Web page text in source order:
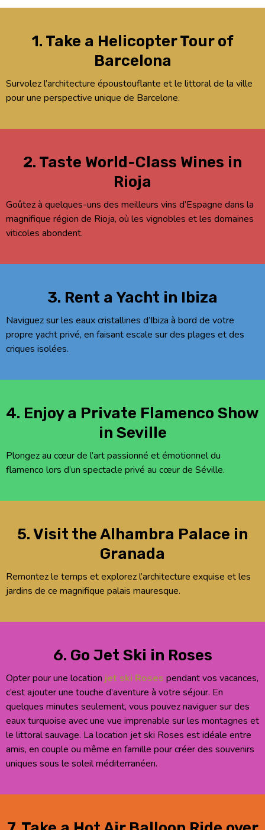
1. Take a Helicopter Tour of
Barcelona
Survolez l’architecture époustouflante et le littoral de la ville
pour une perspective unique de Barcelone.
2. Taste World-Class Wines in
Rioja
Goûtez à quelques-uns des meilleurs vins d’Espagne dans la
magnifique région de Rioja, où les vignobles et les domaines
viticoles abondent.
3. Rent a Yacht in Ibiza
Naviguez sur les eaux cristallines d’Ibiza à bord de votre
propre yacht privé, en faisant escale sur des plages et des
criques isolées.
4. Enjoy a Private Flamenco Show
in Seville
Plongez au cœur de l’art passionné et émotionnel du
flamenco lors d’un spectacle privé au cœur de Séville.
5. Visit the Alhambra Palace in
Granada
Remontez le temps et explorez l’architecture exquise et les
jardins de ce magnifique palais mauresque.
6. Go Jet Ski in Roses
Opter pour une location jet ski Roses pendant vos vacances,
c’est ajouter une touche d’aventure à votre séjour. En
quelques minutes seulement, vous pouvez naviguer sur des
eaux turquoise avec une vue imprenable sur les montagnes et
le littoral sauvage. La location jet ski Roses est idéale entre
amis, en couple ou même en famille pour créer des souvenirs
uniques sous le soleil méditerranéen.